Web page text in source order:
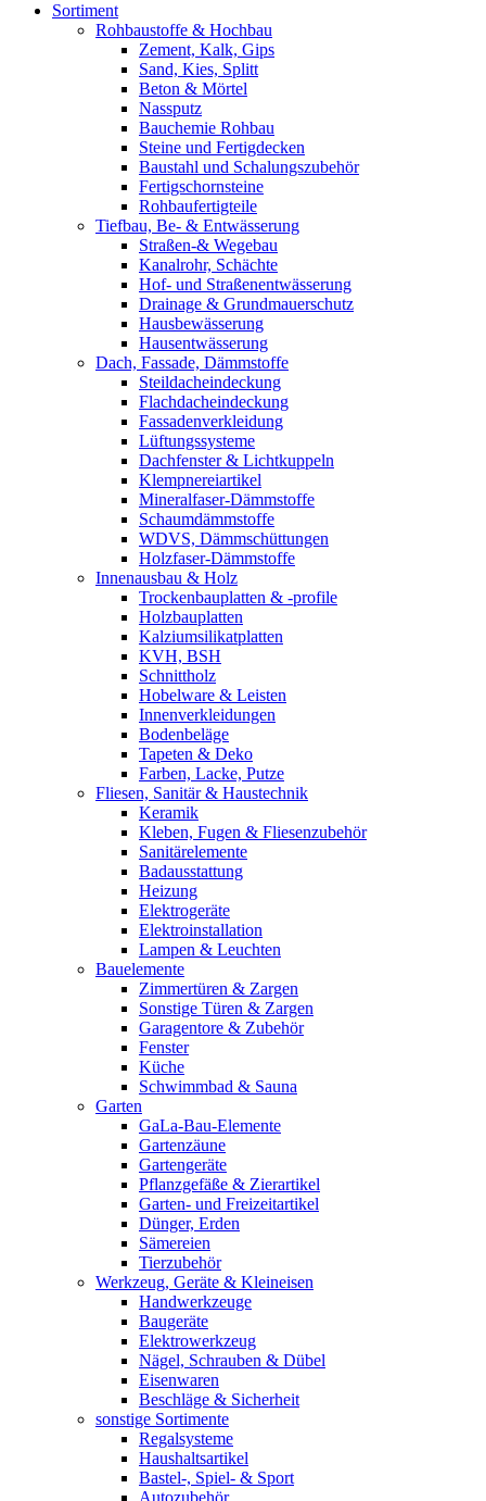
Sortiment
Rohbaustoffe & Hochbau
Zement, Kalk, Gips
Sand, Kies, Splitt
Beton & Mörtel
Nassputz
Bauchemie Rohbau
Steine und Fertigdecken
Baustahl und Schalungszubehör
Fertigschornsteine
Rohbaufertigteile
Tiefbau, Be- & Entwässerung
Straßen-& Wegebau
Kanalrohr, Schächte
Hof- und Straßenentwässerung
Drainage & Grundmauerschutz
Hausbewässerung
Hausentwässerung
Dach, Fassade, Dämmstoffe
Steildacheindeckung
Flachdacheindeckung
Fassadenverkleidung
Lüftungssysteme
Dachfenster & Lichtkuppeln
Klempnereiartikel
Mineralfaser-Dämmstoffe
Schaumdämmstoffe
WDVS, Dämmschüttungen
Holzfaser-Dämmstoffe
Innenausbau & Holz
Trockenbauplatten & -profile
Holzbauplatten
Kalziumsilikatplatten
KVH, BSH
Schnittholz
Hobelware & Leisten
Innenverkleidungen
Bodenbeläge
Tapeten & Deko
Farben, Lacke, Putze
Fliesen, Sanitär & Haustechnik
Keramik
Kleben, Fugen & Fliesenzubehör
Sanitärelemente
Badausstattung
Heizung
Elektrogeräte
Elektroinstallation
Lampen & Leuchten
Bauelemente
Zimmertüren & Zargen
Sonstige Türen & Zargen
Garagentore & Zubehör
Fenster
Küche
Schwimmbad & Sauna
Garten
GaLa-Bau-Elemente
Gartenzäune
Gartengeräte
Pflanzgefäße & Zierartikel
Garten- und Freizeitartikel
Dünger, Erden
Sämereien
Tierzubehör
Werkzeug, Geräte & Kleineisen
Handwerkzeuge
Baugeräte
Elektrowerkzeug
Nägel, Schrauben & Dübel
Eisenwaren
Beschläge & Sicherheit
sonstige Sortimente
Regalsysteme
Haushaltsartikel
Bastel-, Spiel- & Sport
Autozubehör